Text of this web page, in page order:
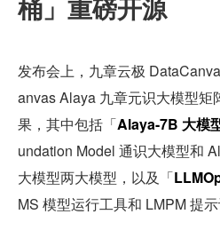
桶」重磅开源
发布会上，九章云极
anvas Alaya 九章元识大模型
果，其中包括「Alaya-7B 大模
undation Model 通识大模型和
大模型两大模型，以及「
MS 模型运行工具和 LMPM 提